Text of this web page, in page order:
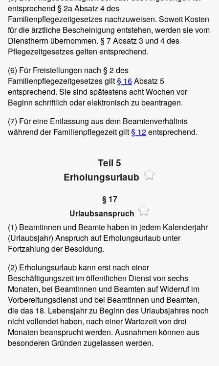
entsprechend § 2a Absatz 4 des
Familienpflegezeitgesetzes nachzuweisen. Soweit Kosten
für die ärztliche Bescheinigung entstehen, werden sie vom
Dienstherrn übernommen. § 7 Absatz 3 und 4 des
Pflegezeitgesetzes gelten entsprechend.
(6) Für Freistellungen nach § 2 des
Familienpflegezeitgesetzes gilt§ 16Absatz 5
entsprechend. Sie sind spätestens acht Wochen vor
Beginn schriftlich oder elektronisch zu beantragen.
(7) Für eine Entlassung aus dem Beamtenverhältnis
während der Familienpflegezeit gilt§ 12entsprechend.
Teil 5
Erholungsurlaub
§ 17
Urlaubsanspruch
(1) Beamtinnen und Beamte haben in jedem Kalenderjahr
(Urlaubsjahr) Anspruch auf Erholungsurlaub unter
Fortzahlung der Besoldung.
(2) Erholungsurlaub kann erst nach einer
Beschäftigungszeit im öffentlichen Dienst von sechs
Monaten, bei Beamtinnen und Beamten auf Widerruf im
Vorbereitungsdienst und bei Beamtinnen und Beamten,
die das 18. Lebensjahr zu Beginn des Urlaubsjahres noch
nicht vollendet haben, nach einer Wartezeit von drei
Monaten beansprucht werden. Ausnahmen können aus
besonderen Gründen zugelassen werden.